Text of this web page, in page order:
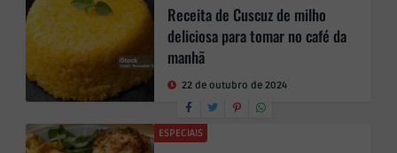
Receita de Cuscuz de milho
deliciosa para tomar no café da
manhã
22 de outubro de 2024
ESPECIAIS